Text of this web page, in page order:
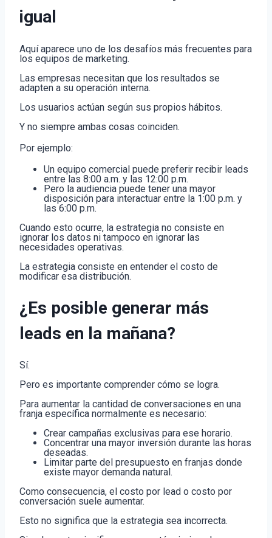
igual
Aquí aparece uno de los desafíos más frecuentes para
los equipos de marketing.
Las empresas necesitan que los resultados se
adapten a su operación interna.
Los usuarios actúan según sus propios hábitos.
Y no siempre ambas cosas coinciden.
Por ejemplo:
Un equipo comercial puede preferir recibir leads
entre las 8:00 a.m. y las 12:00 p.m.
Pero la audiencia puede tener una mayor
disposición para interactuar entre la 1:00 p.m. y
las 6:00 p.m.
Cuando esto ocurre, la estrategia no consiste en
ignorar los datos ni tampoco en ignorar las
necesidades operativas.
La estrategia consiste en entender el costo de
modificar esa distribución.
¿Es posible generar más
leads en la mañana?
Sí.
Pero es importante comprender cómo se logra.
Para aumentar la cantidad de conversaciones en una
franja específica normalmente es necesario:
Crear campañas exclusivas para ese horario.
Concentrar una mayor inversión durante las horas
deseadas.
Limitar parte del presupuesto en franjas donde
existe mayor demanda natural.
Como consecuencia, el costo por lead o costo por
conversación suele aumentar.
Esto no significa que la estrategia sea incorrecta.